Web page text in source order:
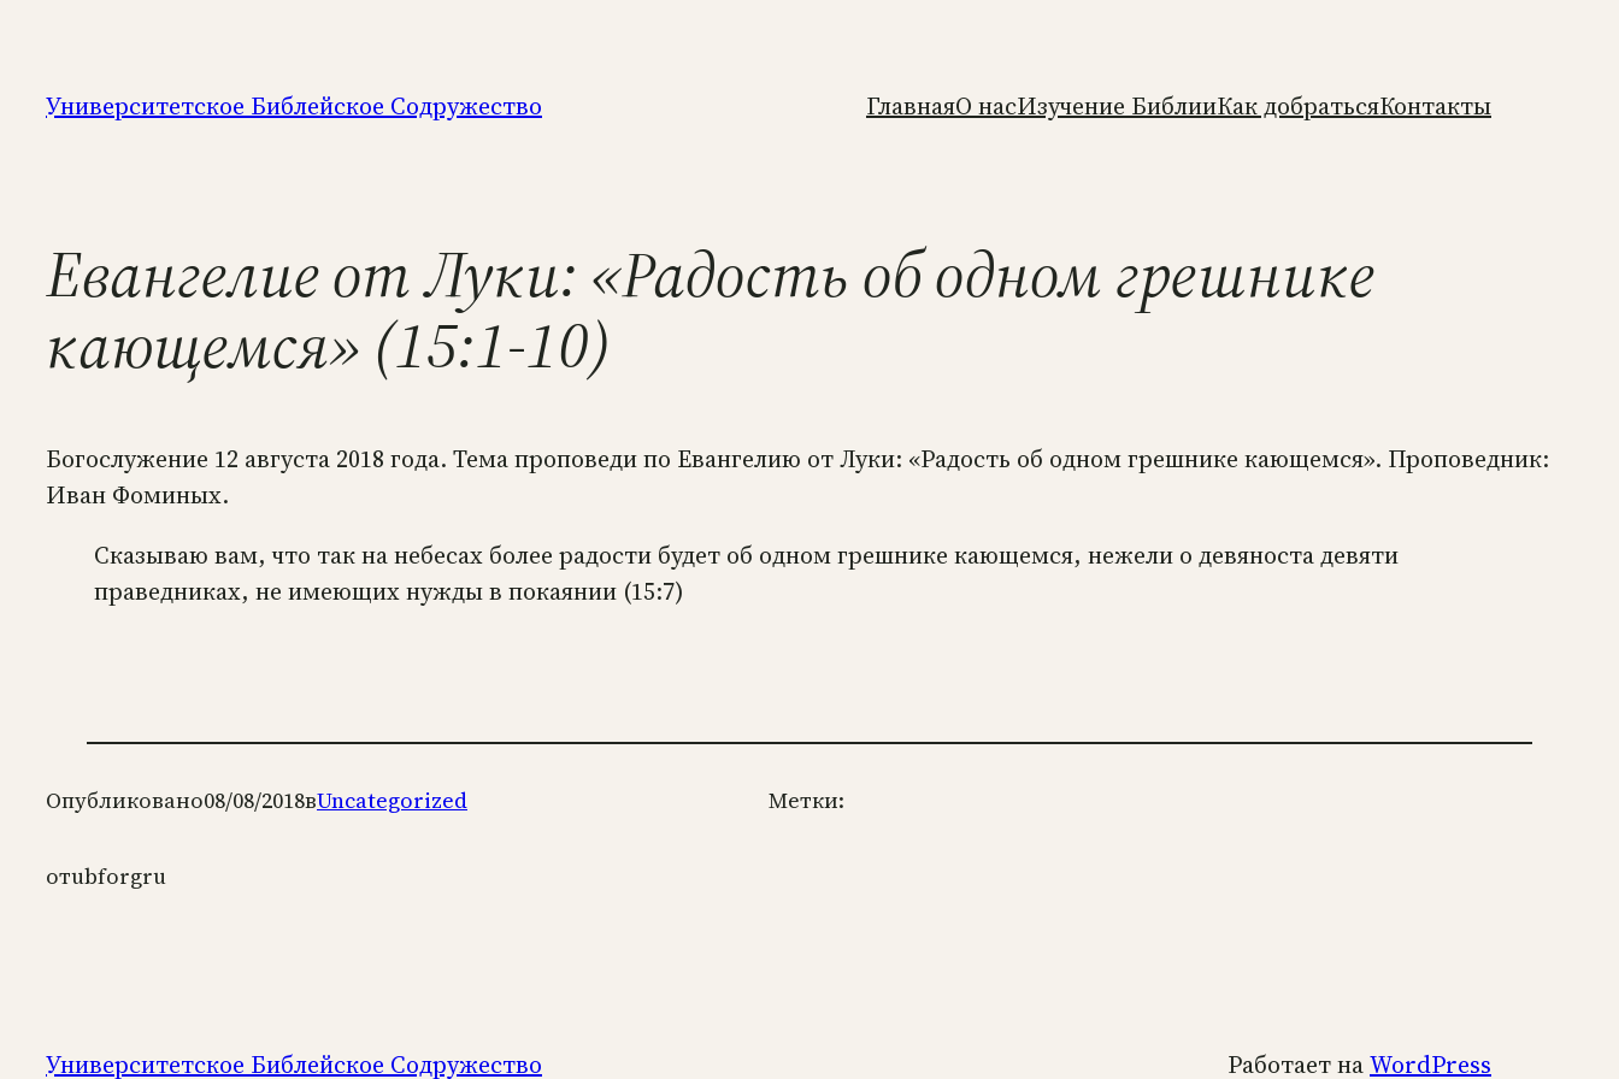
содержимому
Университетское Библейское Содружество ГлавнаяО насИзучение БиблииКак добратьсяКонтакты
Евангелие от Луки: «Радость об одном грешнике
кающемся» (15:1-10)
Богослужение 12 августа 2018 года. Тема проповеди по Евангелию от Луки: «Радость об одном грешнике кающемся». Проповедник:
Иван Фоминых.
Сказываю вам, что так на небесах более радости будет об одном грешнике кающемся, нежели о девяноста девяти
праведниках, не имеющих нужды в покаянии (15:7)
Опубликовано08/08/2018вUncategorized
отubforgru
Метки:
Университетское Библейское Содружество Работает наWordPress